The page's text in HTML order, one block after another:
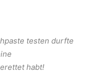
testen durfte
habt!